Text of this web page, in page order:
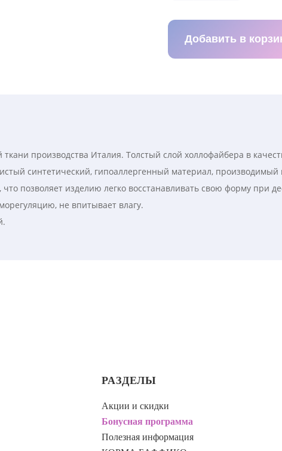
Добавить в
ткани производства Италия. Толстый слой холлофайбера в
синтетический, гипоаллергенный материал, производимый
позволяет изделию легко восстанавливать свою форму при
не впитывает влагу.
РАЗДЕЛЫ
Акции и скидки
Бонусная программа
Полезная информация